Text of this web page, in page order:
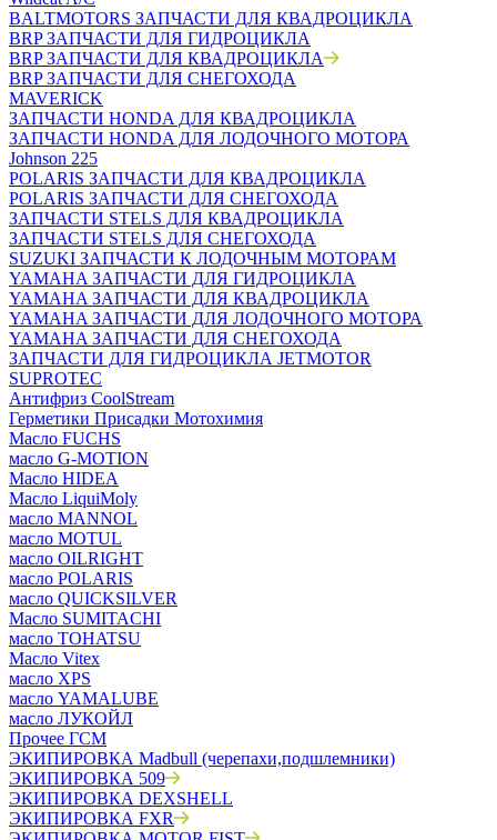
BALTMOTORS ЗАПЧАСТИ ДЛЯ КВАДРОЦИКЛА
BRP ЗАПЧАСТИ ДЛЯ ГИДРОЦИКЛА
BRP ЗАПЧАСТИ ДЛЯ КВАДРОЦИКЛА
BRP ЗАПЧАСТИ ДЛЯ СНЕГОХОДА
MAVERICK
ЗАПЧАСТИ HONDA ДЛЯ КВАДРОЦИКЛА
ЗАПЧАСТИ HONDA ДЛЯ ЛОДОЧНОГО МОТОРА
Johnson 225
POLARIS ЗАПЧАСТИ ДЛЯ КВАДРОЦИКЛА
POLARIS ЗАПЧАСТИ ДЛЯ СНЕГОХОДА
ЗАПЧАСТИ STELS ДЛЯ КВАДРОЦИКЛА
ЗАПЧАСТИ STELS ДЛЯ СНЕГОХОДА
SUZUKI ЗАПЧАСТИ К ЛОДОЧНЫМ МОТОРАМ
YAMAHA ЗАПЧАСТИ ДЛЯ ГИДРОЦИКЛА
YAMAHA ЗАПЧАСТИ ДЛЯ КВАДРОЦИКЛА
YAMAHA ЗАПЧАСТИ ДЛЯ ЛОДОЧНОГО МОТОРА
YAMAHA ЗАПЧАСТИ ДЛЯ СНЕГОХОДА
ЗАПЧАСТИ ДЛЯ ГИДРОЦИКЛА JETMOTOR
SUPROTEC
Антифриз CoolStream
Герметики Присадки Мотохимия
Масло FUCHS
масло G-MOTION
Масло HIDEA
Масло LiquiMoly
масло MANNOL
масло MOTUL
масло OILRIGHT
масло POLARIS
масло QUICKSILVER
Масло SUMITACHI
масло TOHATSU
Масло Vitex
масло XPS
масло YAMALUBE
масло ЛУКОЙЛ
Прочее ГСМ
ЭКИПИРОВКА Madbull (черепахи,подшлемники)
ЭКИПИРОВКА 509
ЭКИПИРОВКА DEXSHELL
ЭКИПИРОВКА FXR